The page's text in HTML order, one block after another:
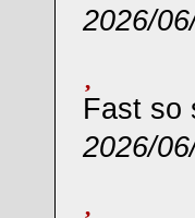
2026/
Fast so
2026/